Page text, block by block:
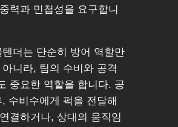
력과 민첩성을 요구합니
더는 단순히 방어 역할만
니라, 팀의 수비와 공격
중요한 역할을 합니다. 공
수비수에게 퍽을 전달해
결하거나, 상대의 움직임